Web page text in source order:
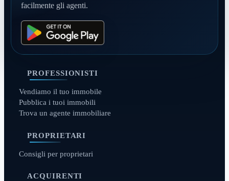
facilmente gli agenti.
PROFESSIONISTI
Vendiamo il tuo immobile
Pubblica i tuoi immobili
Trova un agente immobiliare
PROPRIETARI
Consigli per proprietari
ACQUIRENTI